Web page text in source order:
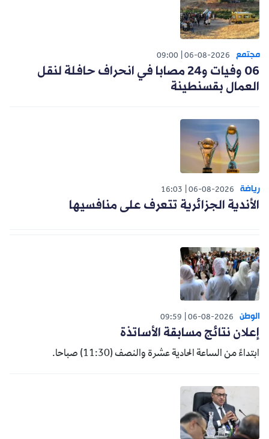
مجتمع 06-08-2026
09:00
06 وفيات و24 مصابا في انحراف حافلة لنقل
العمال بقسنطينة
رياضة 06-08-2026
16:03
الأندية الجزائرية تتعرف على منافسيها
الوطن 06-08-2026
09:59
إعلان نتائج مسابقة الأساتذة
ابتداءً من الساعة الحادية عشرة والنصف (11:30) صباحا.